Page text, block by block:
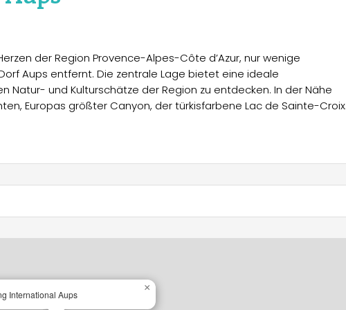
der Region Provence-Alpes-Côte d’Azur, nur wenige
Aups entfernt. Die zentrale Lage bietet eine ideale
Natur- und Kulturschätze der Region zu entdecken. In der Nähe
Europas größter Canyon, der türkisfarbene Lac de Sainte-Croix
für seine handgefertigte Keramik berühmt ist. Ebenfalls
der Mühlen von Régusse und der Höhlen von Villecroze. Die
die allen Bedürfnissen gerecht werden. Besonders
Aufenthalt bei jeder Temperatur gewährleistet.
Küche mit Geschirrspüler, ein gemütliches Wohnzimmer mit
International Aups
×